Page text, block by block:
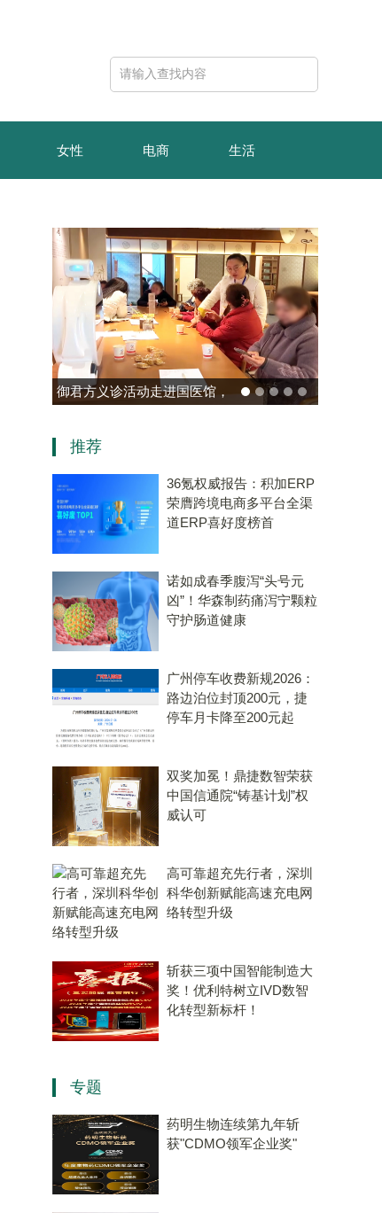
女性 电商 生活
御君方义诊活动走进国医馆，
会客厅”成健康新地标
推荐
36氪权威报告：积加ERP
荣膺跨境电商多平台全渠
道ERP喜好度榜首
诺如成春季腹泻“头号元
凶”！华森制药痛泻宁颗粒
守护肠道健康
广州停车收费新规2026：
路边泊位封顶200元，捷
停车月卡降至200元起
双奖加冕！鼎捷数智荣获
中国信通院“铸基计划”权
威认可
高可靠超充先行者，深圳
科华创新赋能高速充电网
络转型升级
斩获三项中国智能制造大
奖！优利特树立IVD数智
化转型新标杆！
专题
药明生物连续第九年斩
获"CDMO领军企业奖"